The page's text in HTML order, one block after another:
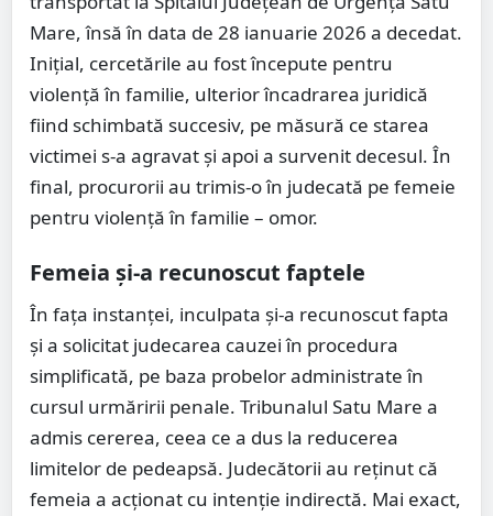
Mare, însă în data de 28 ianuarie 2026 a decedat.
Inițial, cercetările au fost începute pentru
violență în familie, ulterior încadrarea juridică
fiind schimbată succesiv, pe măsură ce starea
victimei s-a agravat și apoi a survenit decesul. În
final, procurorii au trimis-o în judecată pe femeie
pentru violență în familie – omor.
Femeia și-a recunoscut faptele
În fața instanței, inculpata și-a recunoscut fapta
și a solicitat judecarea cauzei în procedura
simplificată, pe baza probelor administrate în
cursul urmăririi penale. Tribunalul Satu Mare a
admis cererea, ceea ce a dus la reducerea
limitelor de pedeapsă. Judecătorii au reținut că
femeia a acționat cu intenție indirectă. Mai exact,